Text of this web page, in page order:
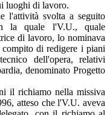
luoghi di lavoro.
l'attività svolta a seguito
la quale l'V.U., quale
di lavoro, lo nominava
di redigere i piani
dell'opera, relativi
denominato Progetto
il richiamo nella missiva
atteso che l'V.U. aveva